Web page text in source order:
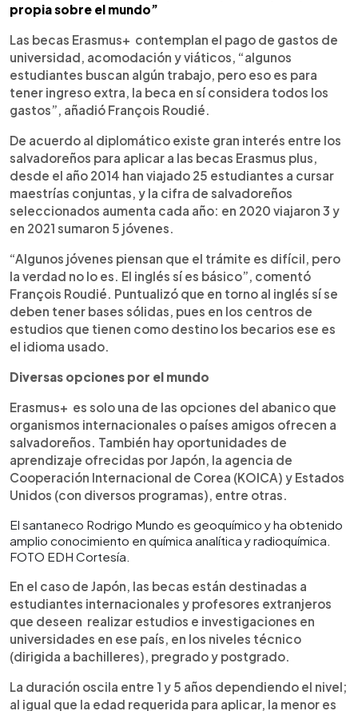
propia sobre el mundo”
Las becas Erasmus+ contemplan el pago de gastos de
universidad, acomodación y viáticos, “algunos
estudiantes buscan algún trabajo, pero eso es para
tener ingreso extra, la beca en sí considera todos los
gastos”, añadió François Roudié.
De acuerdo al diplomático existe gran interés entre los
salvadoreños para aplicar a las becas Erasmus plus,
desde el año 2014 han viajado 25 estudiantes a cursar
maestrías conjuntas, y la cifra de salvadoreños
seleccionados aumenta cada año: en 2020 viajaron 3 y
en 2021 sumaron 5 jóvenes.
“Algunos jóvenes piensan que el trámite es difícil, pero
la verdad no lo es. El inglés sí es básico”, comentó
François Roudié. Puntualizó que en torno al inglés sí se
deben tener bases sólidas, pues en los centros de
estudios que tienen como destino los becarios ese es
el idioma usado.
Diversas opciones por el mundo
Erasmus+ es solo una de las opciones del abanico que
organismos internacionales o países amigos ofrecen a
salvadoreños. También hay oportunidades de
aprendizaje ofrecidas por Japón, la agencia de
Cooperación Internacional de Corea (KOICA) y Estados
Unidos (con diversos programas), entre otras.
El santaneco Rodrigo Mundo es geoquímico y ha obtenido
amplio conocimiento en química analítica y radioquímica.
FOTO EDH Cortesía.
En el caso de Japón, las becas están destinadas a
estudiantes internacionales y profesores extranjeros
que deseen realizar estudios e investigaciones en
universidades en ese país, en los niveles técnico
(dirigida a bachilleres), pregrado y postgrado.
La duración oscila entre 1 y 5 años dependiendo el nivel;
al igual que la edad requerida para aplicar, la menor es